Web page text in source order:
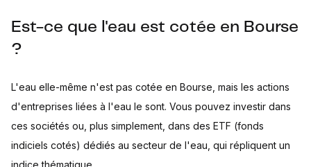
Est-ce que l'eau est cotée en Bourse
?
L'eau elle-même n'est pas cotée en Bourse, mais les actions
d'entreprises liées à l'eau le sont. Vous pouvez investir dans
ces sociétés ou, plus simplement, dans des ETF (fonds
indiciels cotés) dédiés au secteur de l'eau, qui répliquent un